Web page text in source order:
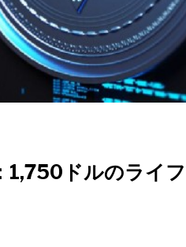
1,750ドルのライ